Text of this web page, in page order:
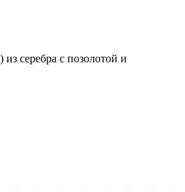
серебра с позолотой и